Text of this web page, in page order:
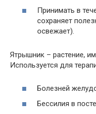
Принимать в
сохраняет
освежает).
Ятрышник – растение,
Используется для
Болезней
Бессилия в